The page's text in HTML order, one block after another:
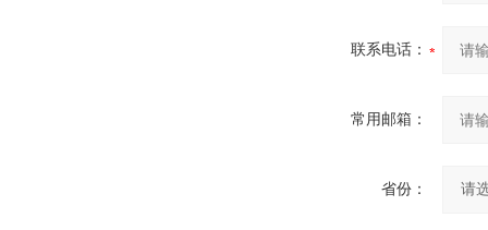
联系电话：
常用邮箱：
省份：